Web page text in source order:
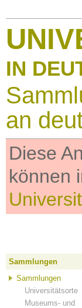
IN
an
Diese
können
Sammlungen
Sammlungen
Universitätsorte
Museums- und